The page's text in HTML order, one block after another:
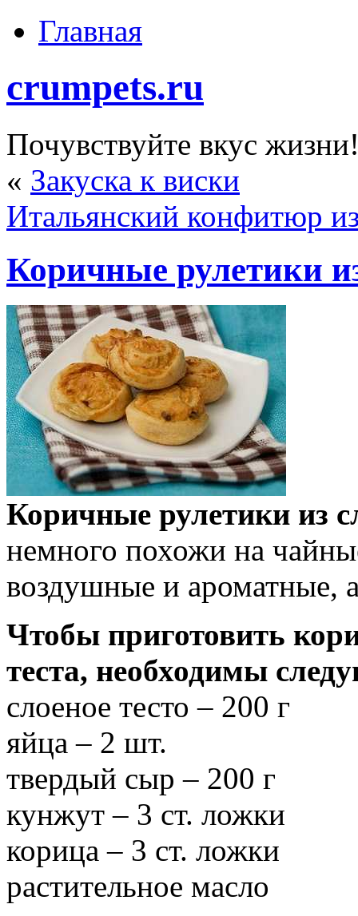
Главная
crumpets.ru
Почувствуйте вкус
« Закуска к виски
Итальянский конфитюр
Коричные рулетики
Коричные рулетики из
немного похожи на
воздушные и ароматные,
Чтобы приготовить
теста, необходимы
слоеное тесто – 200 г
яйца – 2 шт.
твердый сыр – 200 г
кунжут – 3 ст. ложки
корица – 3 ст. ложки
растительное масло